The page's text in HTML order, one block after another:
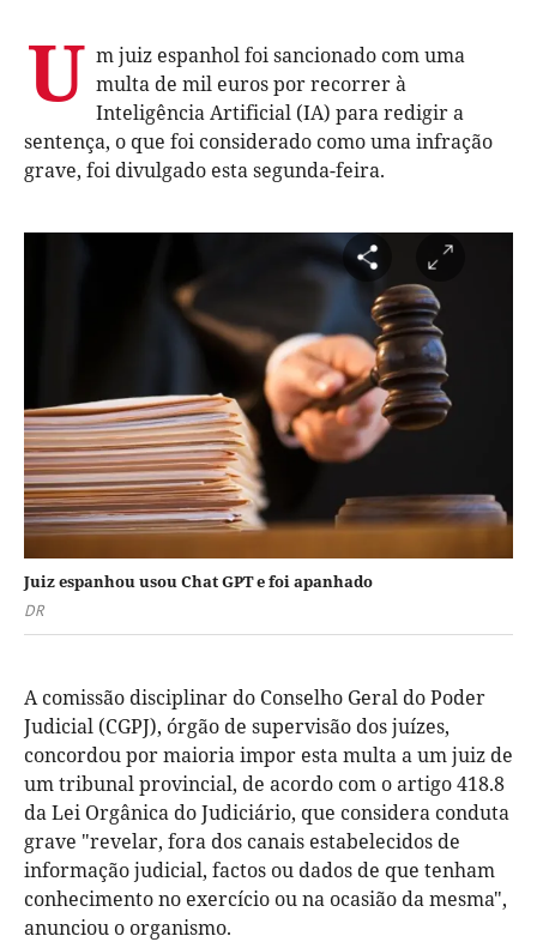
U m juiz espanhol foi sancionado com uma
multa de mil euros por recorrer à
Inteligência Artificial (IA) para redigir a
sentença, o que foi considerado como uma infração
grave, foi divulgado esta segunda-feira.
Juiz espanhou usou Chat GPT e foi apanhado
DR
A comissão disciplinar do Conselho Geral do Poder
Judicial (CGPJ), órgão de supervisão dos juízes,
concordou por maioria impor esta multa a um juiz de
um tribunal provincial, de acordo com o artigo 418.8
da Lei Orgânica do Judiciário, que considera conduta
grave "revelar, fora dos canais estabelecidos de
informação judicial, factos ou dados de que tenham
conhecimento no exercício ou na ocasião da mesma",
anunciou o organismo.